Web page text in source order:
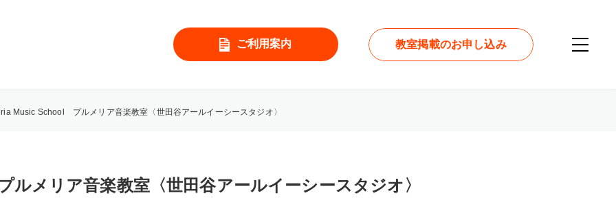
ご利用案内 教室掲載のお申し込み
Music School プルメリア音楽教室〈世田谷アールイーシースタジオ〉
メリア音楽教室〈世田谷アールイーシースタジオ〉